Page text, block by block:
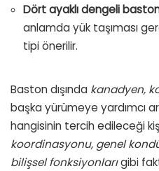
Dört ayaklı dengeli
anlamda yük taşıması
tipi önerilir.
Baston dışında kanadyen,
başka yürümeye yardımcı
hangisinin tercih edileceği
koordinasyonu, genel
bilişsel fonksiyonlarıgibi